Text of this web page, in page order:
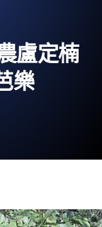
盧定楠
樂